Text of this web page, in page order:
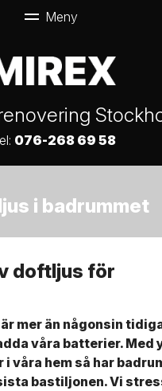
076-268 69 58
i badrummet
doftljus för
mer än någonsin
våra batterier. Med
våra hem så har
bastiljonen. Vi